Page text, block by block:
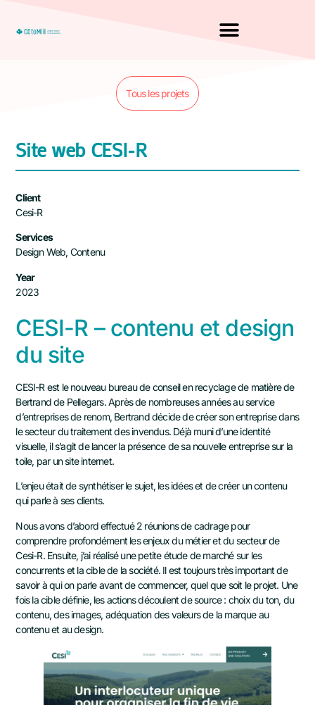
Tous les projets
Site web CESI-R
Client
Cesi-R
Services
Design Web, Contenu
Year
2023
CESI-R – contenu et design
du site
CESI-R est le nouveau bureau de conseil en recyclage de matière de
Bertrand de Pellegars. Après de nombreuses années au service
d’entreprises de renom, Bertrand décide de créer son entreprise dans
le secteur du traitement des invendus. Déjà muni d’une identité
visuelle, il s’agit de lancer la présence de sa nouvelle entreprise sur la
toile, par un site internet.
L’enjeu était de synthétiser le sujet, les idées et de créer un contenu
qui parle à ses clients.
Nous avons d’abord effectué 2 réunions de cadrage pour
comprendre profondément les enjeux du métier et du secteur de
Cesi-R. Ensuite, j’ai réalisé une petite étude de marché sur les
concurrents et la cible de la société. Il est toujours très important de
savoir à qui on parle avant de commencer, quel que soit le projet. Une
fois la cible définie, les actions découlent de source : choix du ton, du
contenu, des images, adéquation des valeurs de la marque au
contenu et au design.